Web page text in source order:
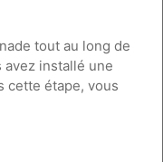
tout au long de
avez installé une
cette étape, vous